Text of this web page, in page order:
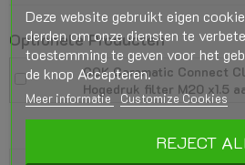
Optionele Producten
GOK Caramatic Connect
Hogedruk filter M20 x1.5
Deze website gebruikt eigen
derden om onze diensten te
toestemming te geven voor het
de knop Accepteren.
Meer informatie Customize Cookies
REJECT